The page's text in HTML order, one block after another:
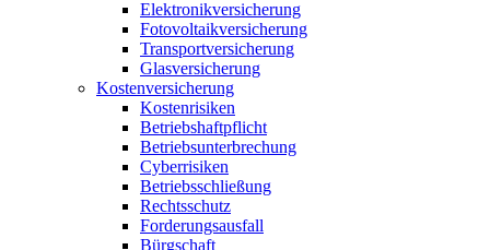
Elektronikversicherung
Fotovoltaikversicherung
Transportversicherung
Glasversicherung
Kostenversicherung
Kostenrisiken
Betriebshaftpflicht
Betriebsunterbrechung
Cyberrisiken
Betriebsschließung
Rechtsschutz
Forderungsausfall
Bürgschaft